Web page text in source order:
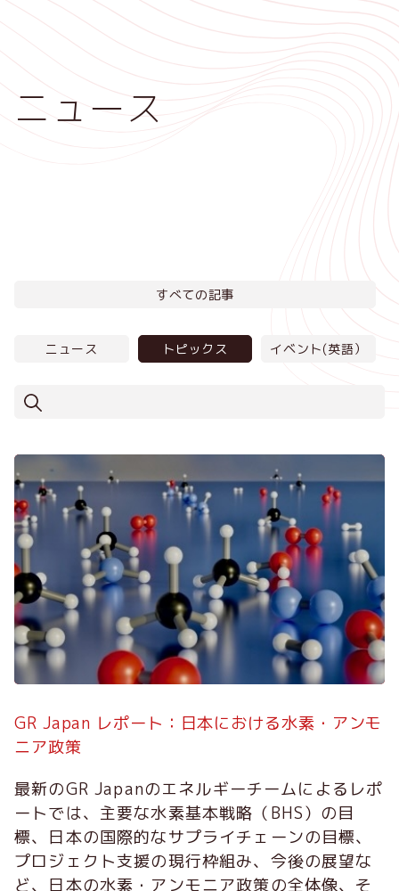
ニュース
すべての記事
ニュース トピックス イベント(英語）
GR Japan レポート：日本における水素・アンモ
ニア政策
最新のGR Japanのエネルギーチームによるレポ
ートでは、主要な水素基本戦略（BHS）の目
標、日本の国際的なサプライチェーンの目標、
プロジェクト支援の現行枠組み、今後の展望な
ど、日本の水素・アンモニア政策の全体像、そ